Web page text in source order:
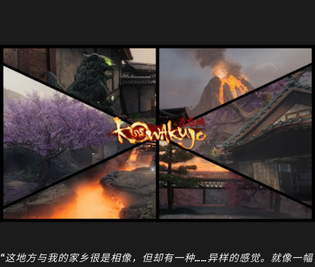
“这地方与我的家乡很是相像，但却有一种……异样的感觉。就像一幅